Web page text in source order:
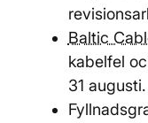
Baltic
kabelfel
31 augusti.